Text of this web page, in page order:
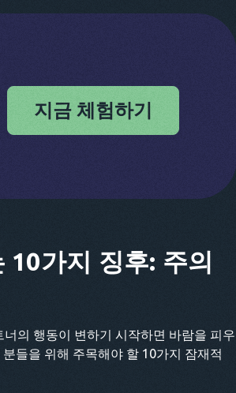
지금 체험하기
10가지 징후: 주의
의 행동이 변하기 시작하면 바람을 피우
들을 위해 주목해야 할 10가지 잠재적